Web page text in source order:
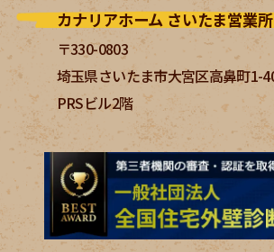
カナリアホーム さいたま営業所
〒330-0803
埼玉県さいたま市大宮区高鼻町1-
PRSビル2階